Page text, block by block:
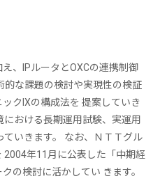
、IPルータとOXCの連携制御
的な課題の検討や実現性の検証
クIXの構成法を 提案していき
おける長期運用試験、実運用
いきます。 なお、ＮＴＴグル
2004年11月に公表した「中期経
の検討に活かしてい きます。